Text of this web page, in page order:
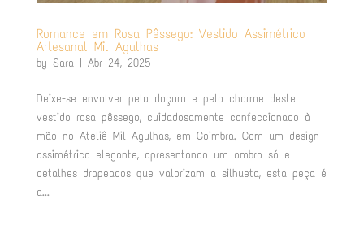
Romance em Rosa Pêssego: Vestido Assimétrico
Artesanal Mil Agulhas
by Sara| Abr 24, 2025
Deixe-se envolver pela doçura e pelo charme deste
vestido rosa pêssego, cuidadosamente confeccionado à
mão no Ateliê Mil Agulhas, em Coimbra. Com um design
assimétrico elegante, apresentando um ombro só e
detalhes drapeados que valorizam a silhueta, esta peça é
a...